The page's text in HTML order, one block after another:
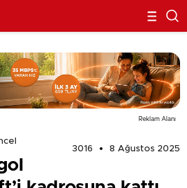
Reklam Alanı
3016
8 Ağustos 2025